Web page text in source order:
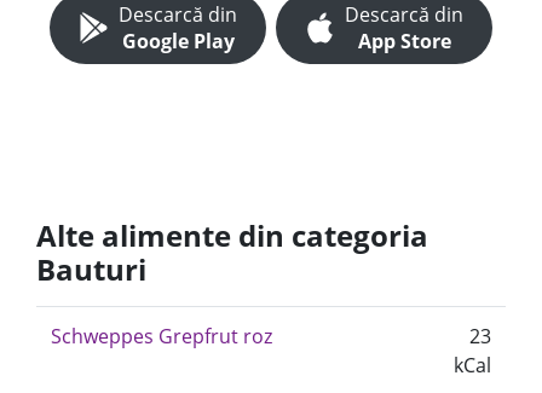
Descarcă din
Google Play
Descarcă din
App Store
Alte alimente din categoria
Bauturi
Schweppes Grepfrut roz
23
kCal